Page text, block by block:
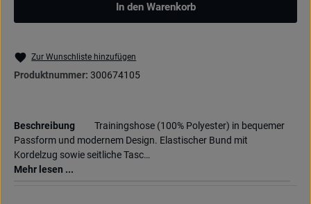
In den Warenkorb
Zur Wunschliste hinzufügen
Produktnummer: 300674105
Beschreibung
Trainingshose (100% Polyester) in bequemer
Passform und modernem Design. Elastischer Bund mit
Kordelzug sowie seitliche Tasc…
Mehr lesen ...